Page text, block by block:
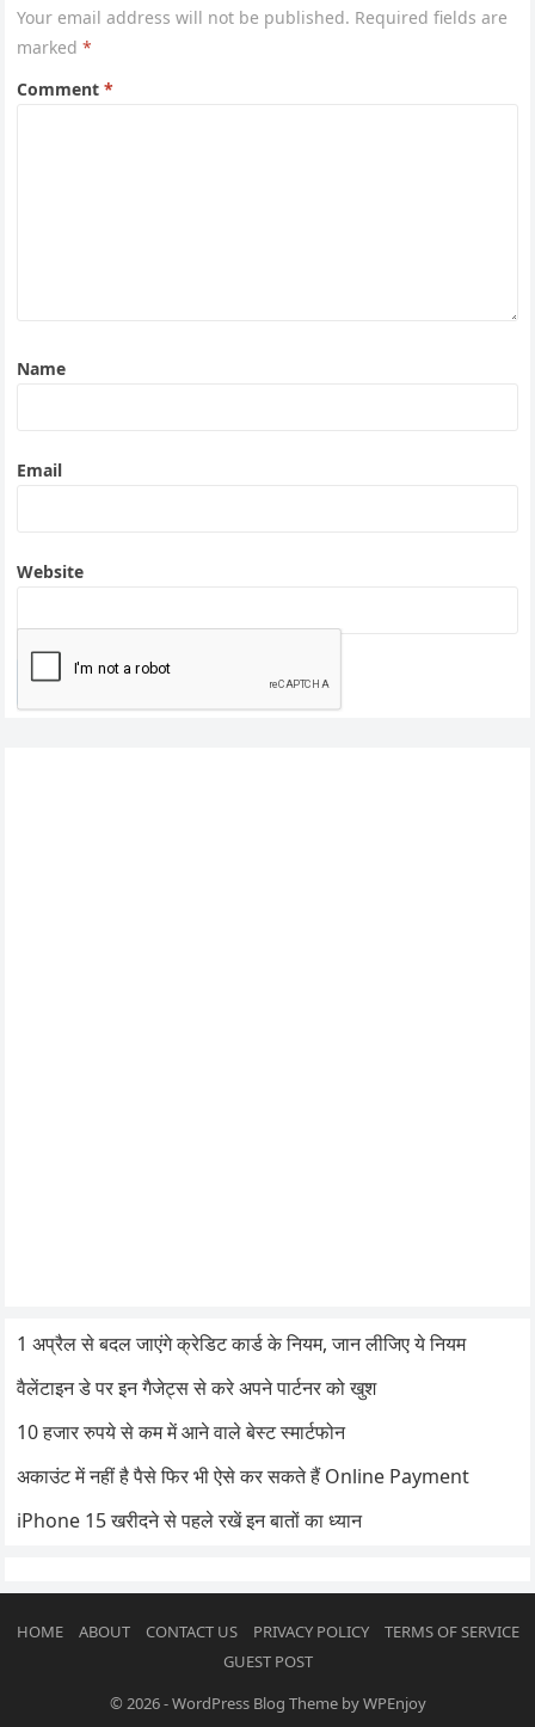
Your email address will not be published. Required fields are
marked*
Comment*
Name
Email
Website
1 अप्रैल से बदल जाएंगे क्रेडिट कार्ड के नियम, जान लीजिए ये नियम
वैलेंटाइन डे पर इन गैजेट्स से करे अपने पार्टनर को खुश
10 हजार रुपये से कम में आने वाले बेस्ट स्मार्टफोन
अकाउंट में नहीं है पैसे फिर भी ऐसे कर सकते हैं Online Payment
iPhone 15 खरीदने से पहले रखें इन बातों का ध्यान
HOME ABOUT CONTACT US PRIVACY POLICY
TERMS OF SERVICE
GUEST POST
© 2026-WordPress Blog ThemebyWPEnjoy